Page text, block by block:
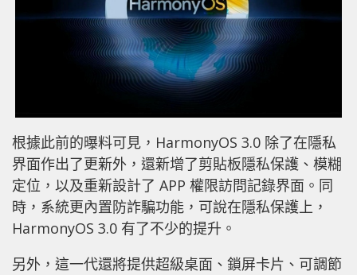
根據此前的曝料可見，HarmonyOS 3.0 除了在隱私
界面作出了更新外，還新增了剪貼板隱私保護、模糊
定位，以及重新設計了 APP 權限訪問記錄界面。同
時，系統更內置防詐騙功能，可說在隱私保護上，
HarmonyOS 3.0 有了不少的提升。
另外，這一代還將提供超級桌面、鎖屏卡片、可調節